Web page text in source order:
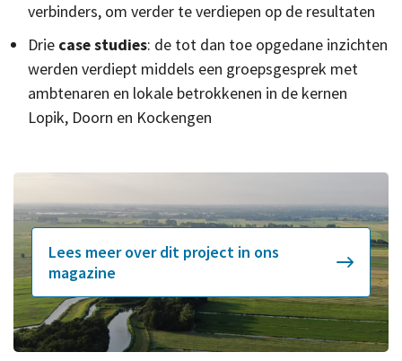
verbinders, om verder te verdiepen op de resultaten
Drie case studies: de tot dan toe opgedane inzichten
werden verdiept middels een groepsgesprek met
ambtenaren en lokale betrokkenen in de kernen
Lopik, Doorn en Kockengen
Lees meer over dit project in ons
magazine